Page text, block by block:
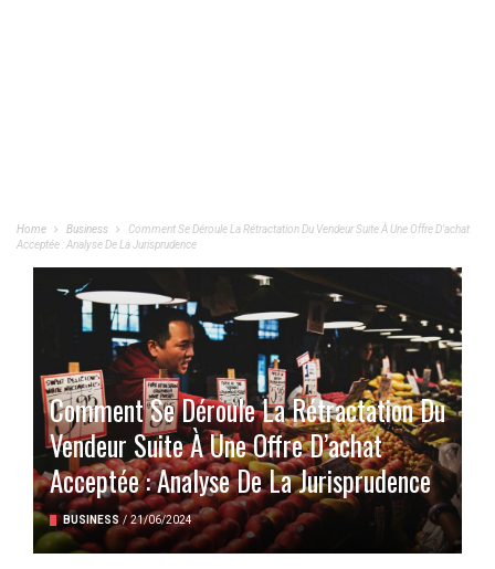
Home Business
Comment Se Déroule La Rétractation Du Vendeur Suite À Une Offre D’achat
Acceptée : Analyse De La Jurisprudence
Comment Se Déroule La Rétractation Du
Vendeur Suite À Une Offre D’achat
Acceptée : Analyse De La Jurisprudence
BUSINESS / 21/06/2024